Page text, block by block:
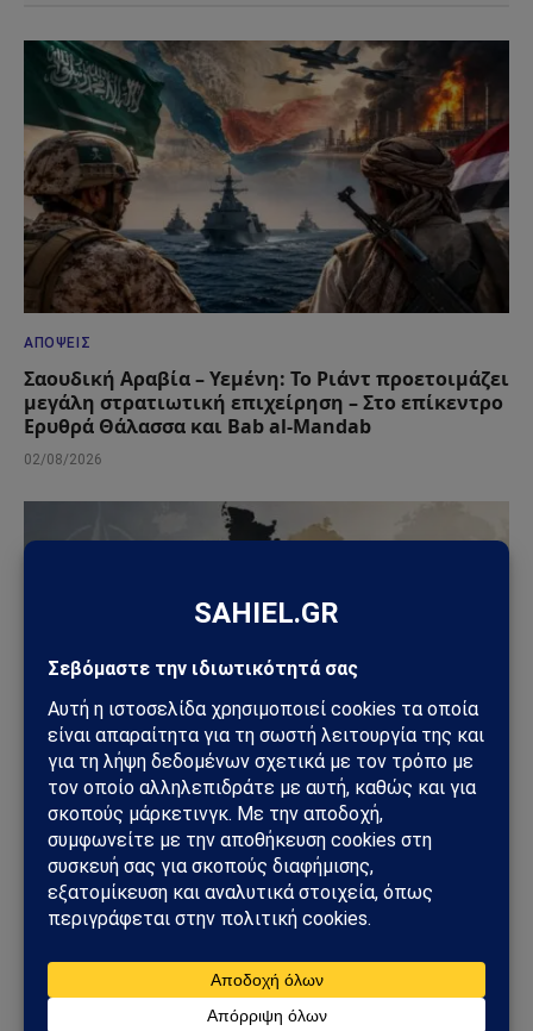
ΑΠΌΨΕΙΣ
Σαουδική Αραβία – Υεμένη: Το Ριάντ προετοιμάζει
μεγάλη στρατιωτική επιχείρηση – Στο επίκεντρο
Ερυθρά Θάλασσα και Bab al-Mandab
02/08/2026
Ανάλυση Andrew Korybko: Τι οδηγεί την
προγραμματισμένη επαναστρατιωτικοποίηση
της Γερμανίας ύψους 800 δισεκατομμυρίων ευρώ;
31/07/2026